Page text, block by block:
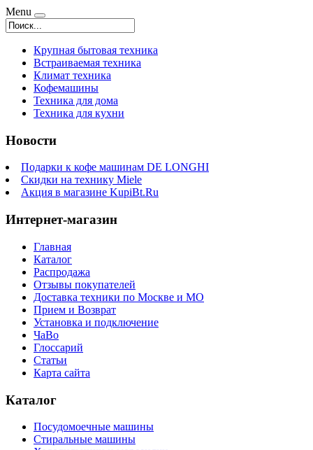
Menu
Крупная бытовая техника
Встраиваемая техника
Климат техника
Кофемашины
Техника для дома
Техника для кухни
Новости
Подарки к кофе машинам DE LONGHI
Скидки на технику Miele
Акция в магазине KupiBt.Ru
Интернет-магазин
Главная
Каталог
Распродажа
Отзывы покупателей
Доставка техники по Москве и МО
Прием и Возврат
Установка и подключение
ЧаВо
Глоссарий
Статьи
Карта сайта
Каталог
Посудомоечные машины
Стиральные машины